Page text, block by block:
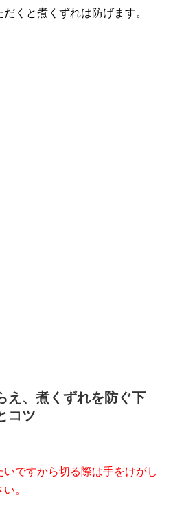
くと煮くずれは防げます。
え、煮くずれを防ぐ下
コツ
ですから切る際は手をけがし
。